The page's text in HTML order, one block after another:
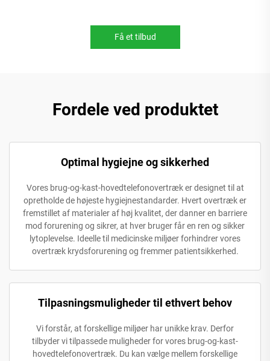
Få et tilbud
Fordele ved produktet
Optimal hygiejne og sikkerhed
Vores brug-og-kast-hovedtelefonovertræk er designet til at
opretholde de højeste hygiejnestandarder. Hvert overtræk er
fremstillet af materialer af høj kvalitet, der danner en barriere
mod forurening og sikrer, at hver bruger får en ren og sikker
lytoplevelse. Ideelle til medicinske miljøer forhindrer vores
overtræk krydsforurening og fremmer patientsikkerhed.
Tilpasningsmuligheder til ethvert behov
Vi forstår, at forskellige miljøer har unikke krav. Derfor
tilbyder vi tilpassede muligheder for vores brug-og-kast-
hovedtelefonovertræk. Du kan vælge mellem forskellige